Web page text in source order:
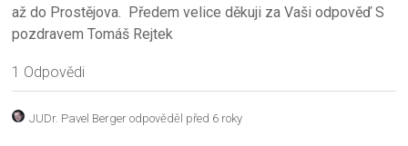
až do Prostějova. Předem velice děkuji za Vaši odpověď S
pozdravem Tomáš Rejtek
1 Odpovědi
JUDr. Pavel Bergerodpověděl před 6 roky